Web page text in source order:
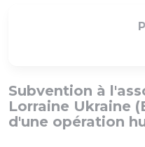
Subvention à
Lorraine Ukraine
d'une opération